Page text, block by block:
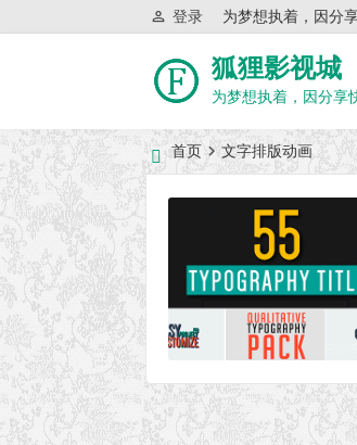
为梦想执着，因分
登录
狐狸影视城
为梦想执着，因分享
首页 文字排版动画
近